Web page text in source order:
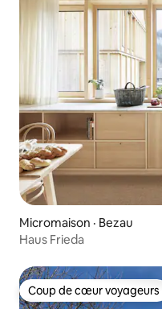
Micromaison · Bezau
Haus Frieda
Coup de cœur voyageurs
Coup de cœur voyageurs